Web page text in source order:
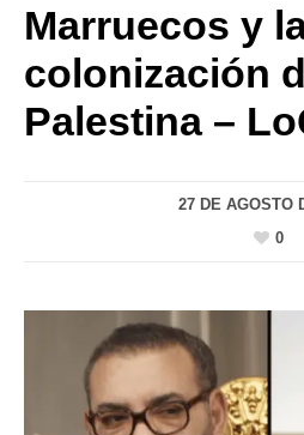
Marruecos y
colonización
Palestina –
27 DE AGOSTO
0